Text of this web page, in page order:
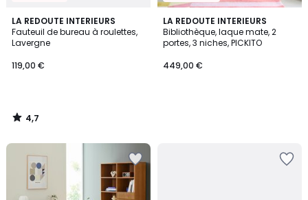
LA REDOUTE INTERIEURS
Fauteuil de bureau à roulettes,
Lavergne
119,00 €
4,7
/ 5
4,7
/
LA REDOUTE INTERIEURS
Bibliothèque, laque mate, 2
portes, 3 niches, PICKITO
449,00 €